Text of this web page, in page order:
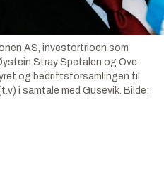
AS, investortrioen som
Stray Spetalen og Ove
og bedriftsforsamlingen til
i samtale med Gusevik. Bilde: